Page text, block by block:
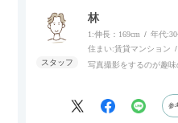
林
1:伸長：169cm 年代:
住まい:賃貸マンション
写真撮影をするのが趣味
参